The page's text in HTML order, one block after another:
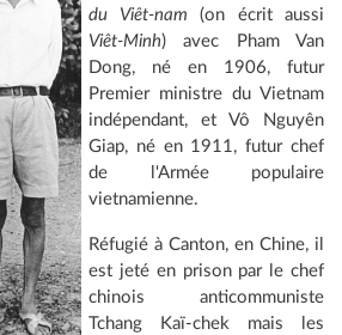
du Viêt-nam (on écrit aussi
Viêt-Minh) avec Pham Van
Dong, né en 1906, futur
Premier ministre du Vietnam
indépendant, et Vô Nguyên
Giap, né en 1911, futur chef
de l'Armée populaire
vietnamienne.
Réfugié à Canton, en Chine, il
est jeté en prison par le chef
chinois anticommuniste
Tchang Kaï-chek mais les